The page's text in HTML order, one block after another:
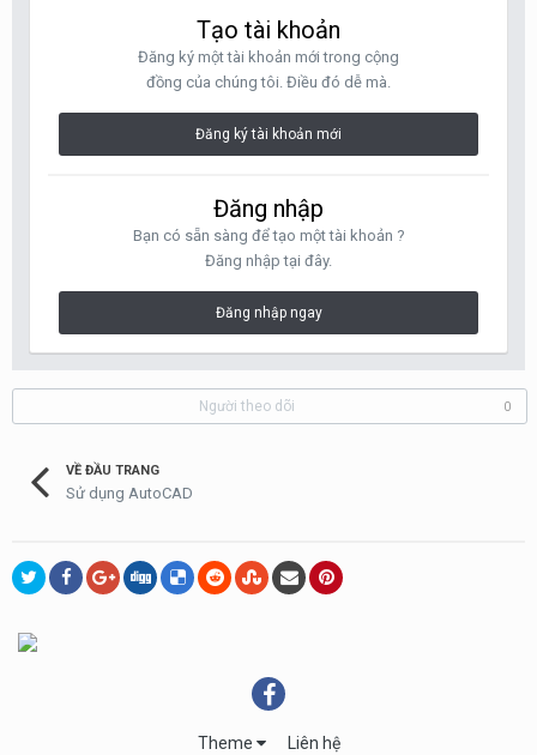
Tạo tài khoản
Đăng ký một tài khoản mới trong cộng
đồng của chúng tôi. Điều đó dễ mà.
Đăng ký tài khoản mới
Đăng nhập
Bạn có sẵn sàng để tạo một tài khoản ?
Đăng nhập tại đây.
Đăng nhập ngay
Người theo dõi 0
VỀ ĐẦU TRANG
Sử dụng AutoCAD
Theme Liên hệ